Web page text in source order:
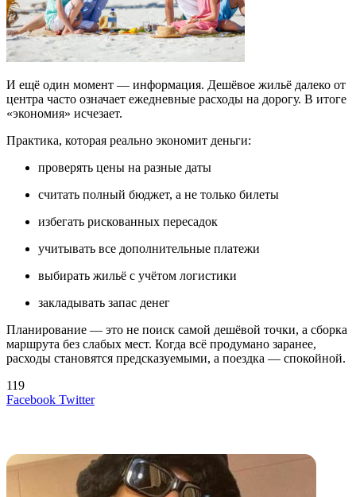
И ещё один момент — информация. Дешёвое жильё далеко от
центра часто означает ежедневные расходы на дорогу. В итоге
«экономия» исчезает.
Практика, которая реально экономит деньги:
проверять цены на разные даты
считать полный бюджет, а не только билеты
избегать рискованных пересадок
учитывать все дополнительные платежи
выбирать жильё с учётом логистики
закладывать запас денег
Планирование — это не поиск самой дешёвой точки, а сборка
маршрута без слабых мест. Когда всё продумано заранее,
расходы становятся предсказуемыми, а поездка — спокойной.
119
Facebook TwitterLinkedIn
Tumblr
Reddit
Вконтакте
Одноклассники
Skype
Messenger
Messenger
WhatsApp
Telegram
Viber
Line
Поделиться
Печатать